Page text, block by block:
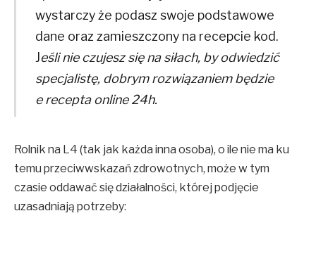
wystarczy że podasz swoje podstawowe
dane oraz zamieszczony na recepcie kod.
Jeśli nie czujesz się na siłach, by odwiedzić
specjalistę, dobrym rozwiązaniem będzie
e recepta online 24h.
Rolnik na L4 (tak jak każda inna osoba), o ile nie ma ku
temu przeciwwskazań zdrowotnych, może w tym
czasie oddawać się działalności, której podjęcie
uzasadniają potrzeby: